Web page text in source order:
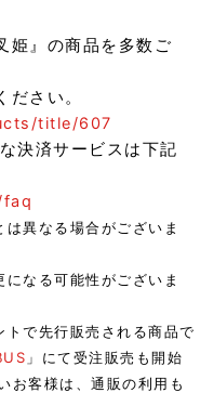
姫』の商品を多数ご
さい。
title/607
決済サービスは下記
異なる場合がございま
なる可能性がございま
で先行販売される商品で
」にて受注販売も開始
お客様は、通販の利用も